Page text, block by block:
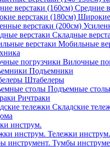
Средние
Широкие
Складные
Мобильные
Вилочные
Подъемники
Штабелеры
Подъемные столы
Ричтраки
Складские
инструм.
Тележки инструм.
Тумбы